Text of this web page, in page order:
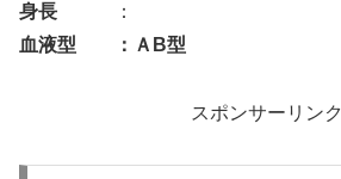
身長 ：
血液型 ：ＡB型
スポンサーリンク